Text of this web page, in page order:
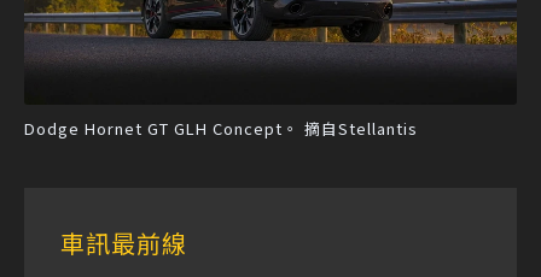
Dodge Hornet GT GLH Concept。 摘自Stellantis
車訊最前線